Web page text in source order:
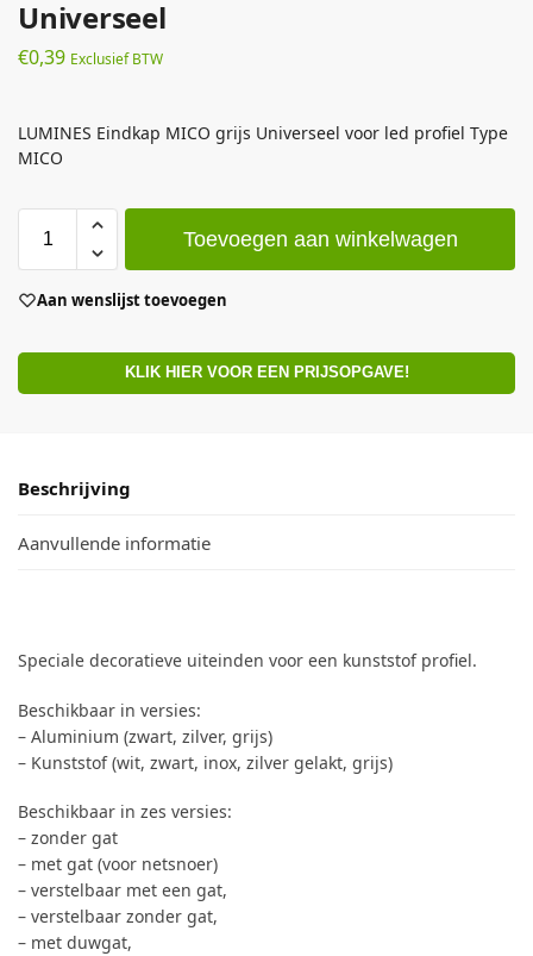
Universeel
€0,39 Exclusief BTW
LUMINES Eindkap MICO grijs Universeel voor led profiel Type
MICO
Toevoegen aan winkelwagen
Aan wenslijst toevoegen
KLIK HIER VOOR EEN PRIJSOPGAVE!
Beschrijving
Aanvullende informatie
Speciale decoratieve uiteinden voor een kunststof profiel.
Beschikbaar in versies:
– Aluminium (zwart, zilver, grijs)
– Kunststof (wit, zwart, inox, zilver gelakt, grijs)
Beschikbaar in zes versies:
– zonder gat
– met gat (voor netsnoer)
– verstelbaar met een gat,
– verstelbaar zonder gat,
– met duwgat,